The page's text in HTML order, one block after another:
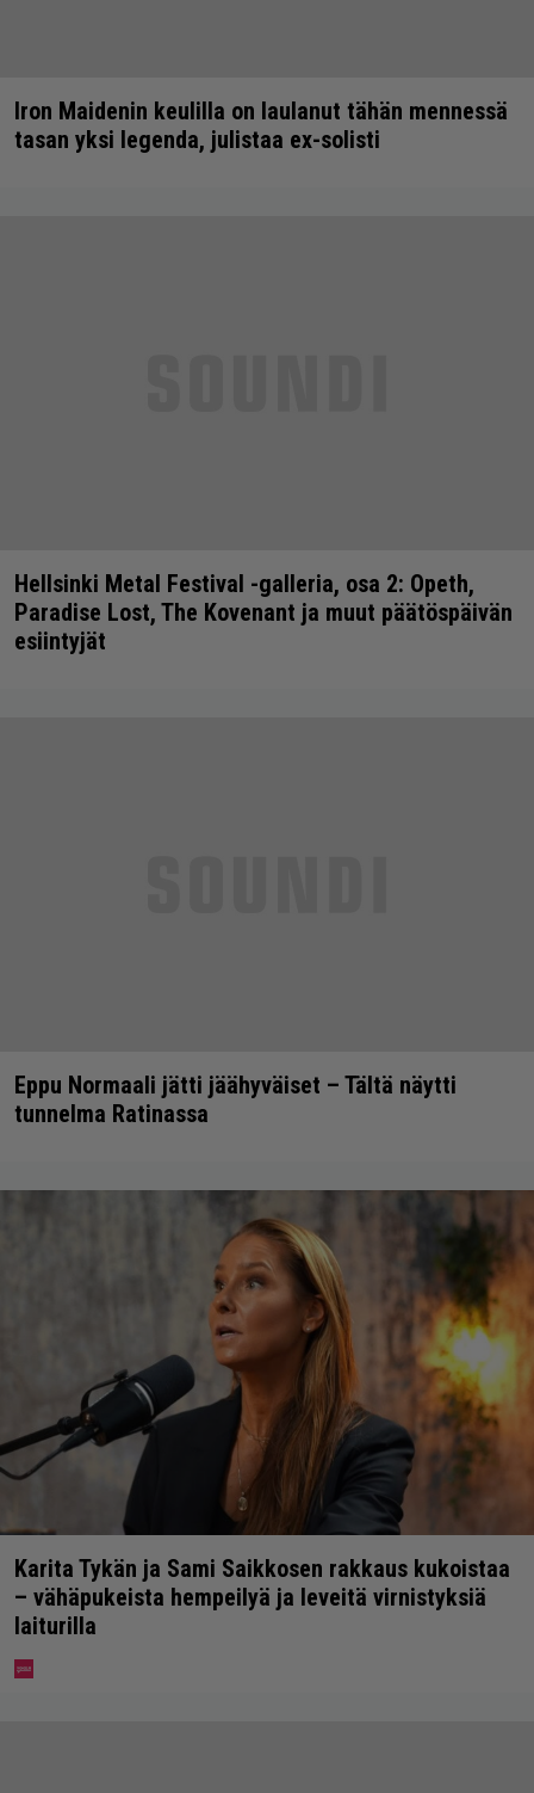
Iron Maidenin keulilla on laulanut tähän mennessä
tasan yksi legenda, julistaa ex-solisti
Hellsinki Metal Festival -galleria, osa 2: Opeth,
Paradise Lost, The Kovenant ja muut päätöspäivän
esiintyjät
Eppu Normaali jätti jäähyväiset – Tältä näytti
tunnelma Ratinassa
Karita Tykän ja Sami Saikkosen rakkaus kukoistaa
– vähäpukeista hempeilyä ja leveitä virnistyksiä
laiturilla